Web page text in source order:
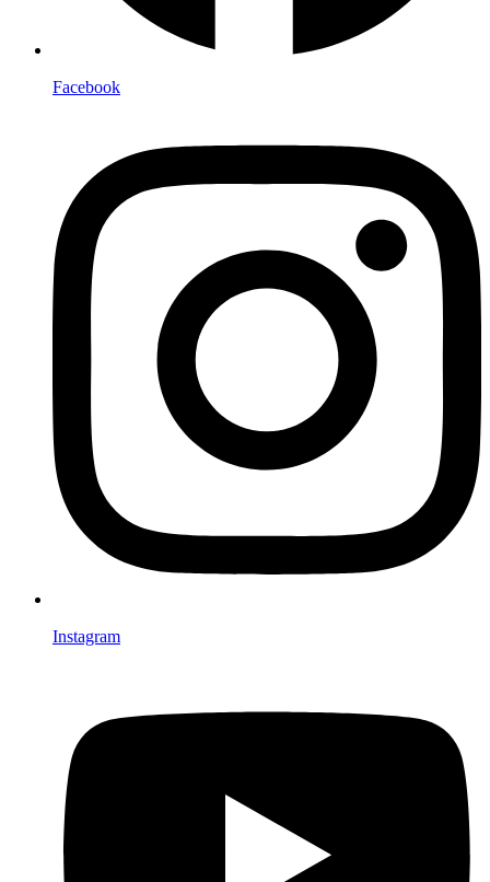
Facebook
Instagram